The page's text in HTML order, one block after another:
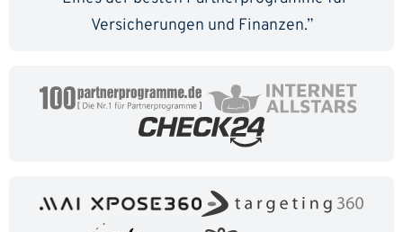
Versicherungen und Finanzen.”